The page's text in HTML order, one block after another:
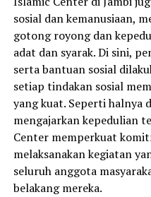
sosial dan kemanusiaan,
gotong royong dan
adat dan syarak. Di sini,
serta bantuan sosial
setiap tindakan sosial
yang kuat. Seperti halnya
mengajarkan kepedulian
Center memperkuat
melaksanakan kegiatan
seluruh anggota
belakang mereka.